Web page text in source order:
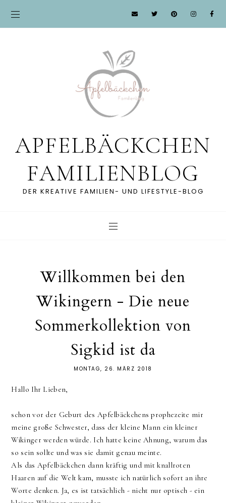
APFELBÄCKCHEN
FAMILIENBLOG
DER KREATIVE FAMILIEN- UND LIFESTYLE-BLOG
Willkommen bei den
Wikingern - Die neue
Sommerkollektion von
Sigkid ist da
MONTAG, 26. MÄRZ 2018
Hallo Ihr Lieben,
schon vor der Geburt des Apfelbäckchens prophezeite mir
meine große Schwester, dass der kleine Mann ein kleiner
Wikinger werden würde. Ich hatte keine Ahnung, warum das
so sein sollte und was sie damit genau meinte.
Als das Apfelbäckchen dann kräftig und mit knallroten
Haaren auf die Welt kam, musste ich natürlich sofort an ihre
Worte denken. Ja, es ist tatsächlich - nicht nur optisch - ein